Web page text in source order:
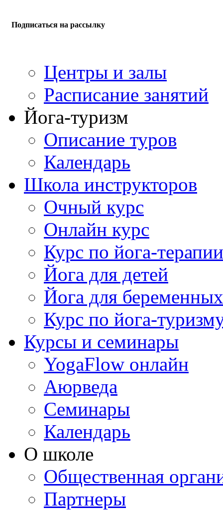
Подписаться на рассылку
Центры и залы
Расписание занятий
Йога-туризм
Описание туров
Календарь
Школа инструкторов
Очный курс
Онлайн курс
Курс по йога-терапии
Йога для детей
Йога для беременных
Курс по йога-
Курсы и семинары
YogaFlow онлайн
Аюрведа
Семинары
Календарь
О школе
Общественная
Партнеры